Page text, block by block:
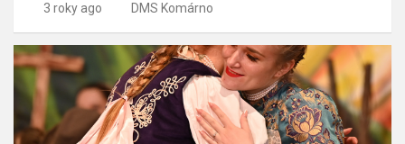
3 roky ago DMS Komárno